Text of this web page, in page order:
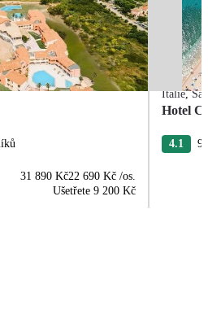
31 890 Kč22 690 Kč /os.
Ušetřete 9 200 Kč
Itálie,
Hotel
4.1